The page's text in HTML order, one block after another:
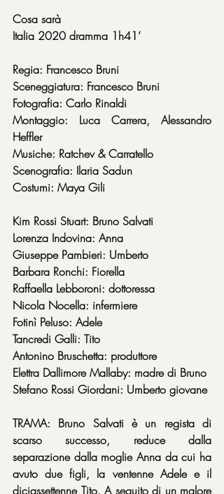
Cosa sarà
Italia 2020 dramma 1h41’
Regia: Francesco Bruni
Sceneggiatura: Francesco Bruni
Fotografia: Carlo Rinaldi
Montaggio: Luca Carrera, Alessandro
Heffler
Musiche: Ratchev & Carratello
Scenografia: Ilaria Sadun
Costumi: Maya Gili
Kim Rossi Stuart: Bruno Salvati
Lorenza Indovina: Anna
Giuseppe Pambieri: Umberto
Barbara Ronchi: Fiorella
Raffaella Lebboroni: dottoressa
Nicola Nocella: infermiere
Fotinì Peluso: Adele
Tancredi Galli: Tito
Antonino Bruschetta: produttore
Elettra Dallimore Mallaby: madre di Bruno
Stefano Rossi Giordani: Umberto giovane
TRAMA: Bruno Salvati è un regista di
scarso successo, reduce dalla
separazione dalla moglie Anna da cui ha
avuto due figli, la ventenne Adele e il
diciassettenne Tito. A seguito di un malore